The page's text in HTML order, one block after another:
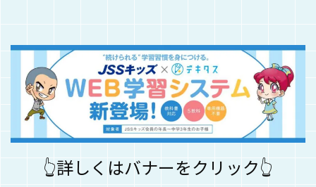
👆詳しくはバナーをクリック👆